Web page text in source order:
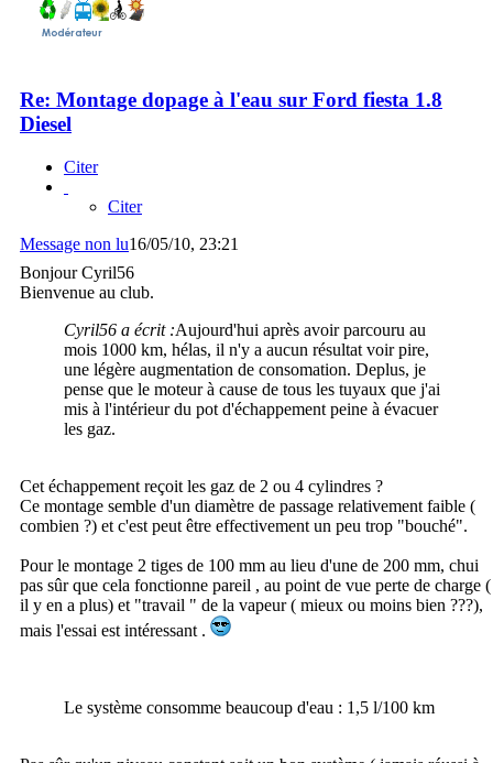
Re: Montage dopage à l'eau sur Ford fiesta 1.8
Diesel
Citer
Citer
Message non lu16/05/10, 23:21
Bonjour Cyril56
Bienvenue au club.
Cyril56 a écrit :Aujourd'hui après avoir parcouru au
mois 1000 km, hélas, il n'y a aucun résultat voir pire,
une légère augmentation de consomation. Deplus, je
pense que le moteur à cause de tous les tuyaux que j'ai
mis à l'intérieur du pot d'échappement peine à évacuer
les gaz.
Cet échappement reçoit les gaz de 2 ou 4 cylindres ?
Ce montage semble d'un diamètre de passage relativement faible (
combien ?) et c'est peut être effectivement un peu trop "bouché".
Pour le montage 2 tiges de 100 mm au lieu d'une de 200 mm, chui
pas sûr que cela fonctionne pareil , au point de vue perte de charge (
il y en a plus) et "travail " de la vapeur ( mieux ou moins bien ???),
mais l'essai est intéressant .
Le système consomme beaucoup d'eau : 1,5 l/100 km